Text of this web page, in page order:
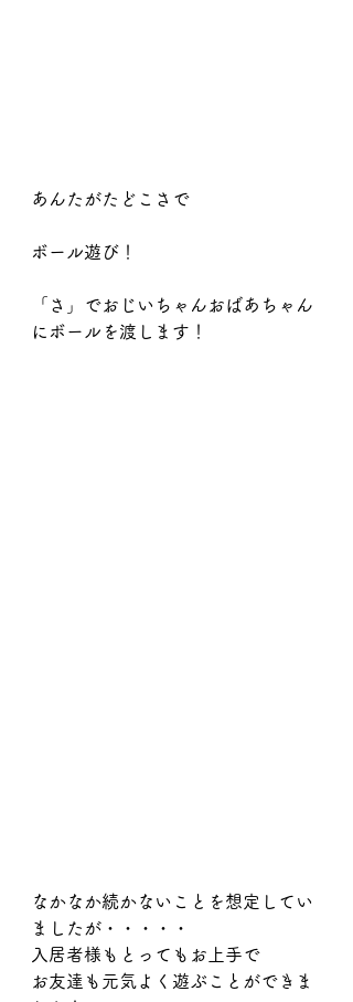
あんたがたどこさで
ボール遊び！
「さ」でおじいちゃんおばあちゃん
にボールを渡します！
なかなか続かないことを想定してい
ましたが・・・・・
入居者様もとってもお上手で
お友達も元気よく遊ぶことができま